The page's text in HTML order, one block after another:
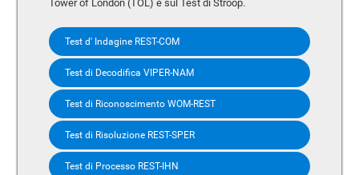
Tower of London (TOL) e sul Test di Stroop.
Test d' Indagine REST-COM
Test di Decodifica VIPER-NAM
Test di Riconoscimento WOM-REST
Test di Risoluzione REST-SPER
Test di Processo REST-IHN